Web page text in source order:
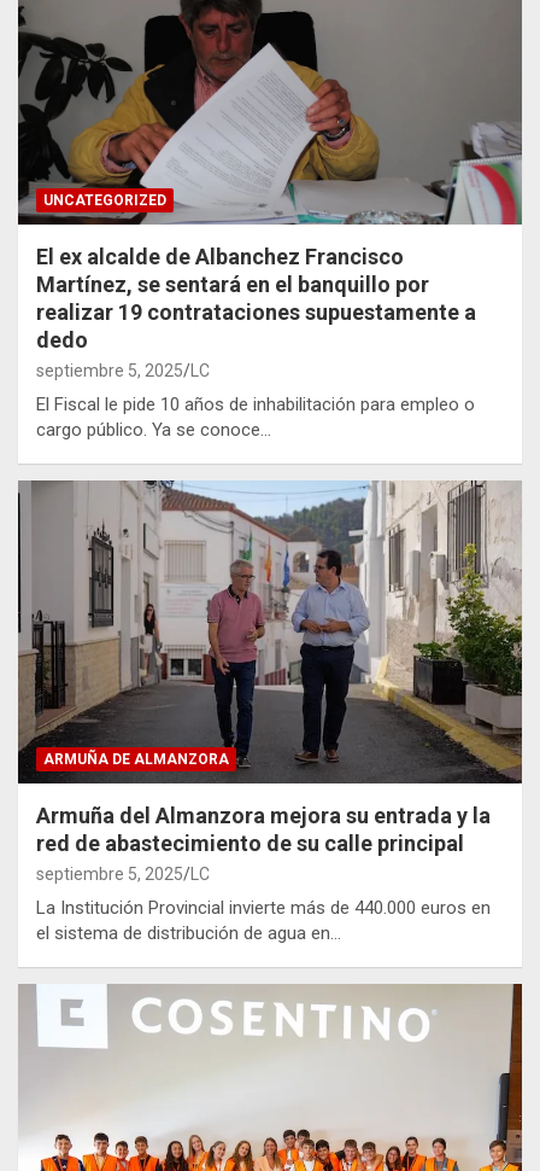
UNCATEGORIZED
El ex alcalde de Albanchez Francisco
Martínez, se sentará en el banquillo por
realizar 19 contrataciones supuestamente a
dedo
septiembre 5, 2025 LC
El Fiscal le pide 10 años de inhabilitación para empleo o
cargo público. Ya se conoce…
ARMUÑA DE ALMANZORA
Armuña del Almanzora mejora su entrada y la
red de abastecimiento de su calle principal
septiembre 5, 2025 LC
La Institución Provincial invierte más de 440.000 euros en
el sistema de distribución de agua en…